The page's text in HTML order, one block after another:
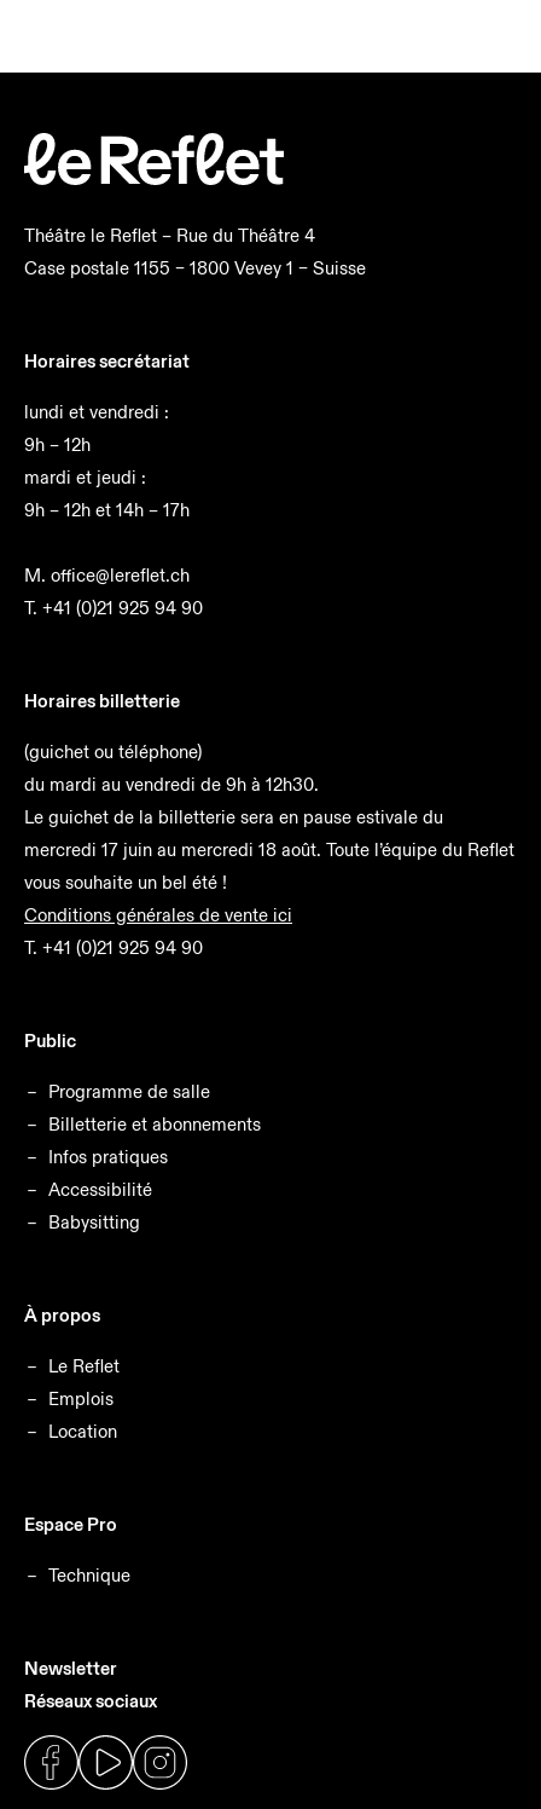
logo
Théâtre le Reflet – Rue du Théâtre 4
Case postale 1155 – 1800 Vevey 1 – Suisse
Horaires secrétariat
lundi et vendredi :
9h – 12h
mardi et jeudi :
9h – 12h et 14h – 17h
M. office@lereflet.ch
T. +41 (0)21 925 94 90
Horaires billetterie
(guichet ou téléphone)
du mardi au vendredi de 9h à 12h30.
Le guichet de la billetterie sera en pause estivale du
mercredi 17 juin au mercredi 18 août. Toute l’équipe du Reflet
vous souhaite un bel été !
Conditions générales de vente ici
T. +41 (0)21 925 94 90
Public
Programme de salle
Billetterie et abonnements
Infos pratiques
Accessibilité
Babysitting
À propos
Le Reflet
Emplois
Location
Espace Pro
Technique
Newsletter
Réseaux sociaux
FacebookYoutubeInstagram